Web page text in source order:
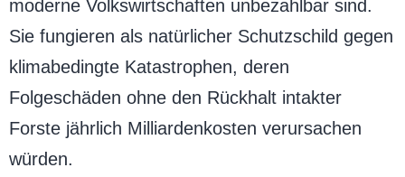
moderne Volkswirtschaften unbezahlbar sind.
Sie fungieren als natürlicher Schutzschild gegen
klimabedingte Katastrophen, deren
Folgeschäden ohne den Rückhalt intakter
Forste jährlich Milliardenkosten verursachen
würden.